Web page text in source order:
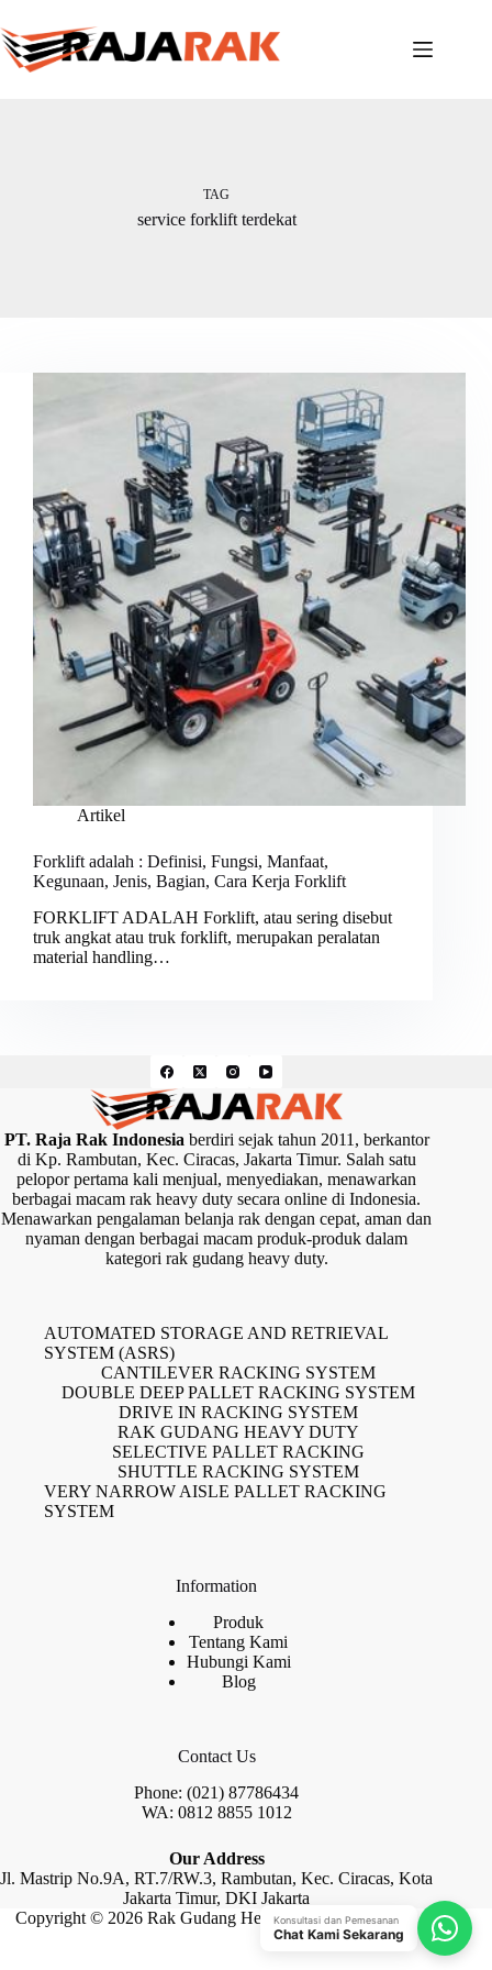
to
content
TAG
service forklift terdekat
Artikel
Forklift adalah : Definisi, Fungsi, Manfaat,
Kegunaan, Jenis, Bagian, Cara Kerja Forklift
FORKLIFT ADALAH Forklift, atau sering disebut
truk angkat atau truk forklift, merupakan peralatan
material handling…
PT. Raja Rak Indonesiaberdiri sejak tahun 2011, berkantor
di Kp. Rambutan, Kec. Ciracas, Jakarta Timur. Salah satu
pelopor pertama kali menjual, menyediakan, menawarkan
berbagai macam rak heavy duty secara online di Indonesia.
Menawarkan pengalaman belanja rak dengan cepat, aman dan
nyaman dengan berbagai macam produk-produk dalam
kategori rak gudang heavy duty.
AUTOMATED STORAGE AND RETRIEVAL
SYSTEM (ASRS)
CANTILEVER RACKING SYSTEM
DOUBLE DEEP PALLET RACKING SYSTEM
DRIVE IN RACKING SYSTEM
RAK GUDANG HEAVY DUTY
SELECTIVE PALLET RACKING
SHUTTLE RACKING SYSTEM
VERY NARROW AISLE PALLET RACKING
SYSTEM
Information
Produk
Tentang Kami
Hubungi Kami
Blog
Contact Us
Phone: (021) 87786434
WA: 0812 8855 1012
Our Address
Jl. Mastrip No.9A, RT.7/RW.3, Rambutan, Kec. Ciracas, Kota
Jakarta Timur, DKI Jakarta
Copyright © 2026 Rak Gudang Heayy Duty by Raja Rak
Konsultasi dan Pemesanan
Chat Kami Sekarang